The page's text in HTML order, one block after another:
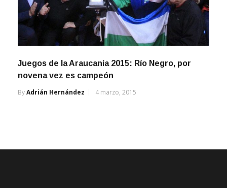
Juegos de la Araucania 2015: Río Negro, por
novena vez es campeón
ByAdrián Hernández 4 marzo, 2015